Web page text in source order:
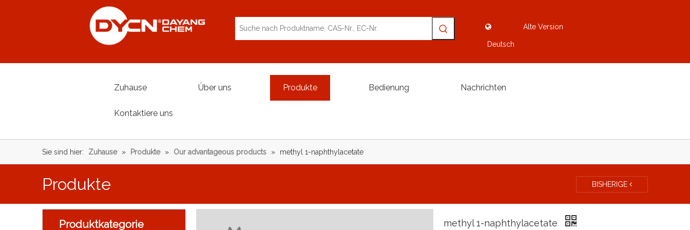
Deutsch
Alte Version
Zuhause Über uns Produkte Bedienung Nachrichten
Kontaktiere uns
Sie sind hier: Zuhause » Produkte » Our advantageous products » methyl 1-naphthylacetate
Produkte BISHERIGE
Produktkategorie methyl 1-naphthylacetate